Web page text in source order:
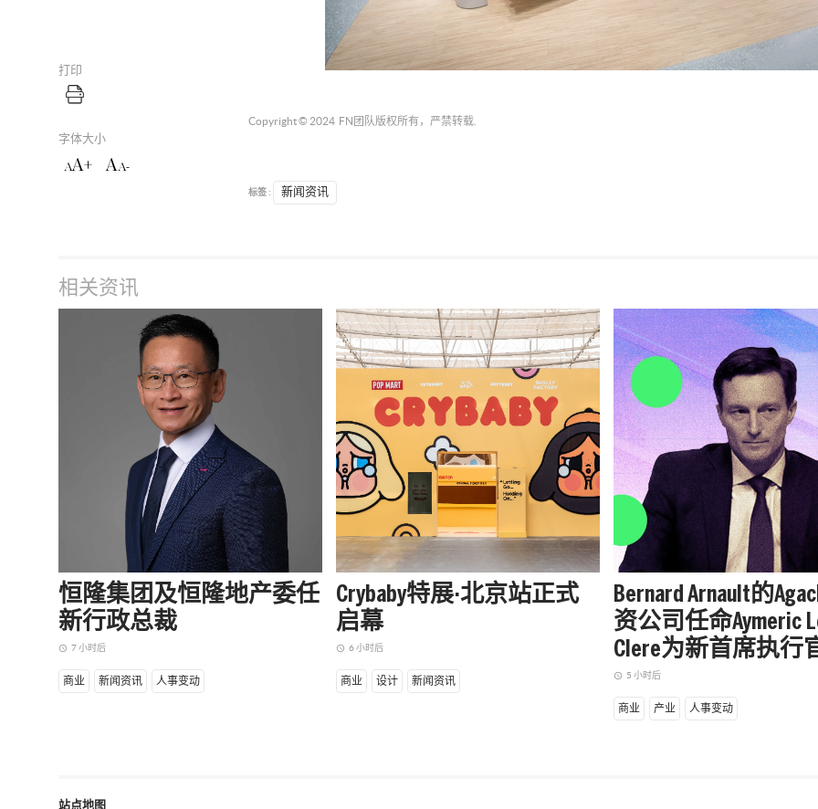
打印
字体大小
AA+ AA-
Copyright © 2024 FN团队 版权所有，严禁转载.
标签 : 新闻资讯
相关资讯
恒隆集团及恒隆地产委任
新行政总裁
access_time 7 小时后
商业 新闻资讯 人事变动
Crybaby特展·北京站正式
启幕
access_time 6 小时后
商业 设计 新闻资讯
Bernard Arnault的
资公司任命Aymeric
Clere为新首席执行
access_time 5 小时后
商业 产业 人事变动
站点地图